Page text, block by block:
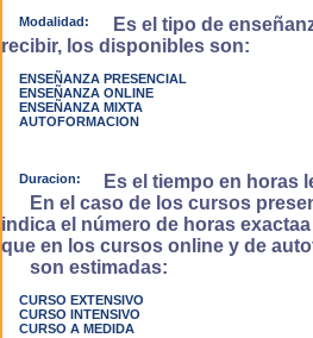
Modalidad:
Es el tipo de
recibir, los disponibles son:
ENSEÑANZA PRESENCIAL
ENSEÑANZA ONLINE
ENSEÑANZA MIXTA
AUTOFORMACION
Duracion:
Es el tiempo en horas
En el caso de los cursos
indica el número de horas
que en los cursos online y de
son estimadas:
CURSO EXTENSIVO
CURSO INTENSIVO
CURSO A MEDIDA